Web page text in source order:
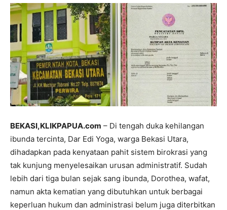
BEKASI,KLIKPAPUA.com – Di tengah duka kehilangan
ibunda tercinta, Dar Edi Yoga, warga Bekasi Utara,
dihadapkan pada kenyataan pahit sistem birokrasi yang
tak kunjung menyelesaikan urusan administratif. Sudah
lebih dari tiga bulan sejak sang ibunda, Dorothea, wafat,
namun akta kematian yang dibutuhkan untuk berbagai
keperluan hukum dan administrasi belum juga diterbitkan